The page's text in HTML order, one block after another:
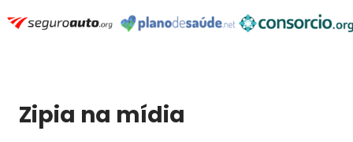
Zipia na mídia